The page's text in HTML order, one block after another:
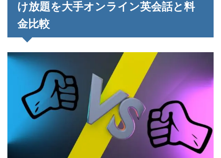
け放題を大手オンライン英会話と料
金比較